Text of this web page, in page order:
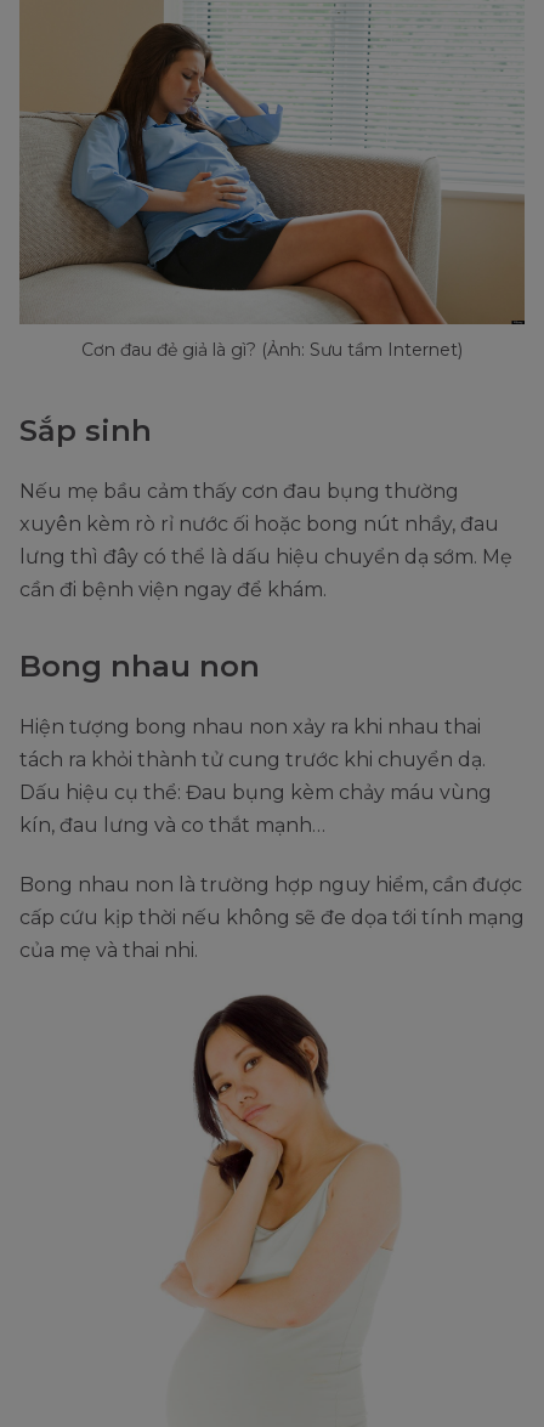
Cơn đau đẻ giả là gì? (Ảnh: Sưu tầm Internet)
Sắp sinh
Nếu mẹ bầu cảm thấy cơn đau bụng thường
xuyên kèm rò rỉ nước ối hoặc bong nút nhầy, đau
lưng thì đây có thể là dấu hiệu chuyển dạ sớm. Mẹ
cần đi bệnh viện ngay để khám.
Bong nhau non
Hiện tượng bong nhau non xảy ra khi nhau thai
tách ra khỏi thành tử cung trước khi chuyển dạ.
Dấu hiệu cụ thể: Đau bụng kèm chảy máu vùng
kín, đau lưng và co thắt mạnh…
Bong nhau non là trường hợp nguy hiểm, cần được
cấp cứu kịp thời nếu không sẽ đe dọa tới tính mạng
của mẹ và thai nhi.